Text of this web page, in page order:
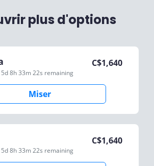
plus d'options
5d 8h 33m 22s remaining
C$1,640
Miser
5d 8h 33m 22s remaining
C$1,640